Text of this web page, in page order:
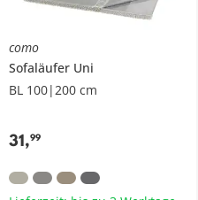
como
Sofaläufer Uni
BL 100|200 cm
31,99